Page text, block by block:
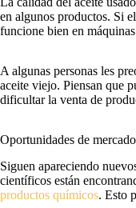
en algunos productos. Si
funcione bien en
A algunas personas les
aceite viejo. Piensan que
dificultar la venta de
Oportunidades de mercado
Siguen apareciendo
científicos están
productos químicos. Esto